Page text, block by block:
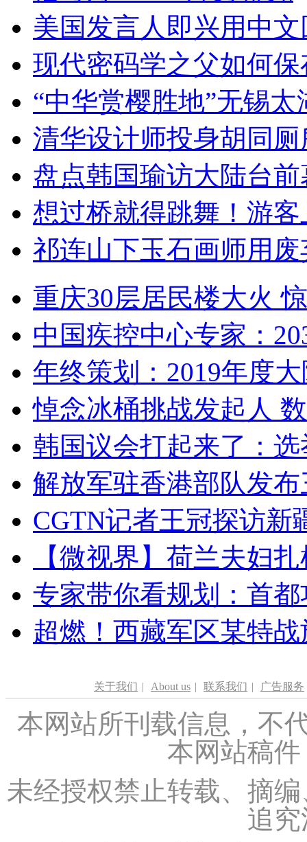
美国发言人即兴用中
现代密码学之父如何
“中华赏樱胜地”无锡
清华设计师投身胡同
盘点韩国瑜访大陆台
想过桥就得跳舞！游客
祁连山下玉石画师用
重庆30层居民楼大火
中国疾控中心专家：
年终策划：2019年度
悼念冰桶挑战发起人
韩国议会打起来了：
解放军驻香港部队发
CGTN记者王冠探访新
【微视界】荷兰夫妇
专家带你看规划：首
超燃！西藏军区某特
关于我们 | About us | 联系我们 | 广告服务
本网站所刊载信息，不
本网站稿
未经授权禁止转载、摘
追